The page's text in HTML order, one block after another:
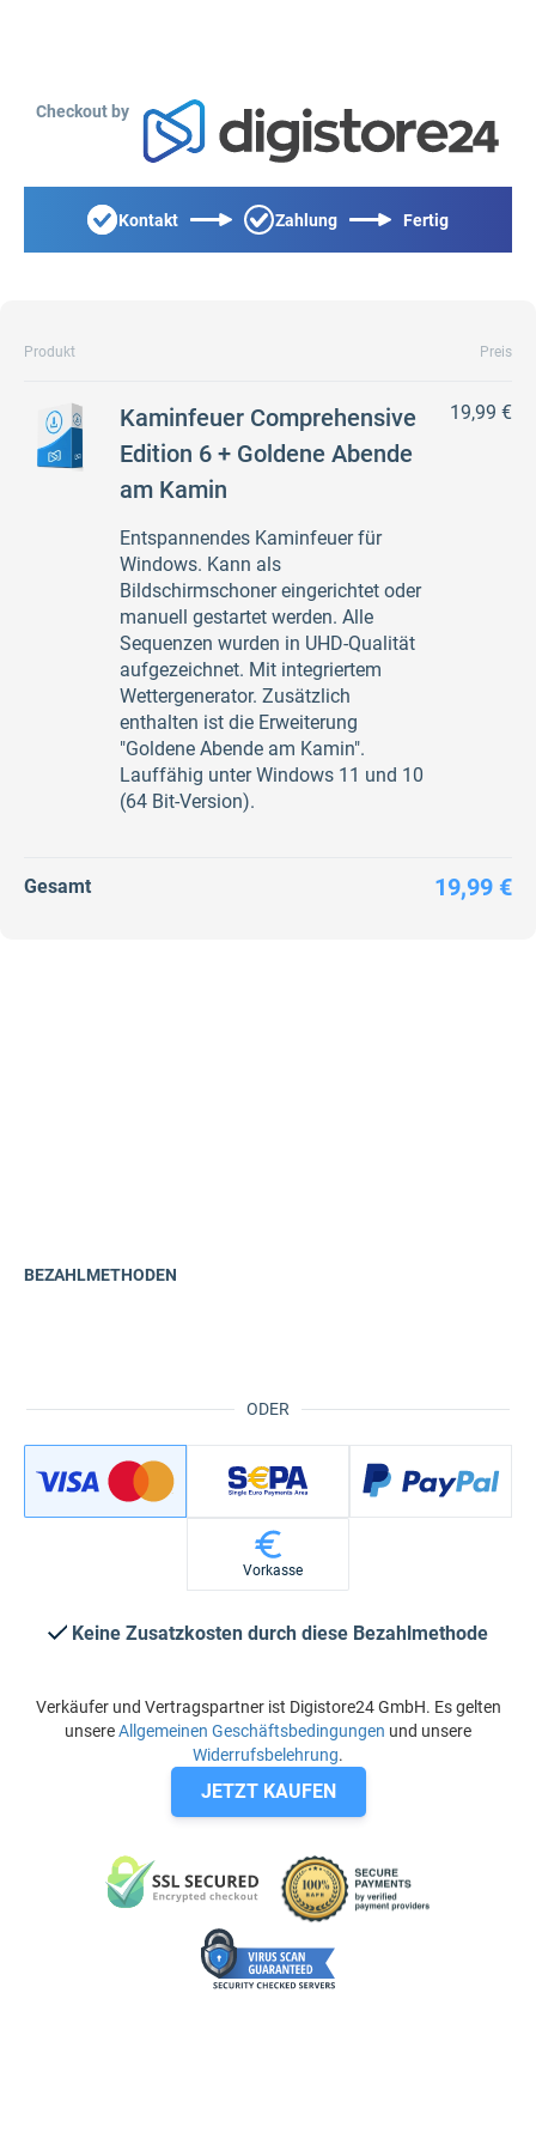
Checkout by
Kontakt Zahlung Fertig
Produkt Preis
Kaminfeuer Comprehensive
Edition 6 + Goldene Abende
am Kamin
Entspannendes Kaminfeuer für
Windows. Kann als
Bildschirmschoner eingerichtet oder
manuell gestartet werden. Alle
Sequenzen wurden in UHD-Qualität
aufgezeichnet. Mit integriertem
Wettergenerator. Zusätzlich
enthalten ist die Erweiterung
"Goldene Abende am Kamin".
Lauffähig unter Windows 11 und 10
(64 Bit-Version).
19,99 €
Gesamt 19,99 €
ODER
BEZAHLMETHODEN
Vorkasse
Keine Zusatzkosten durch diese Bezahlmethode
Verkäufer und Vertragspartner ist Digistore24 GmbH. Es gelten
unsereAllgemeinen Geschäftsbedingungen und unsere
Widerrufsbelehrung.
JETZT KAUFEN